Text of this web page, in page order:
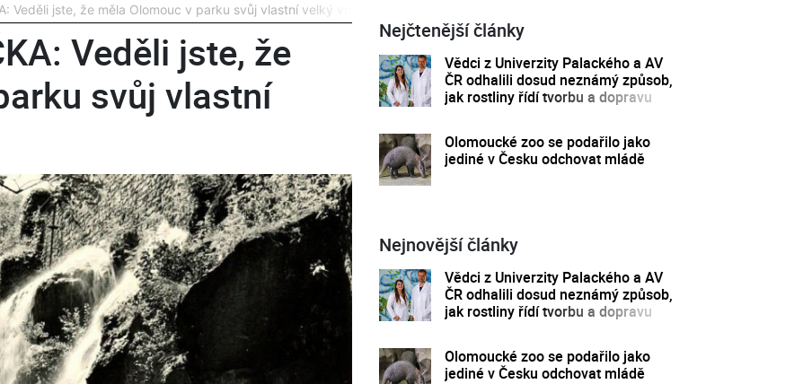
Veděli jste, že měla Olomouc v parku svůj vlastní velký vodopád?
Veděli jste, že
svůj vlastní
Nejčtenější články
Vědci z Univerzity Palackého a AV
ČR odhalili dosud neznámý způsob,
jak rostliny řídí tvorbu a dopravu
Olomoucké zoo se podařilo jako
jediné v Česku odchovat mládě
Nejnovější články
Vědci z Univerzity Palackého a AV
ČR odhalili dosud neznámý způsob,
jak rostliny řídí tvorbu a dopravu
Olomoucké zoo se podařilo jako
jediné v Česku odchovat mládě